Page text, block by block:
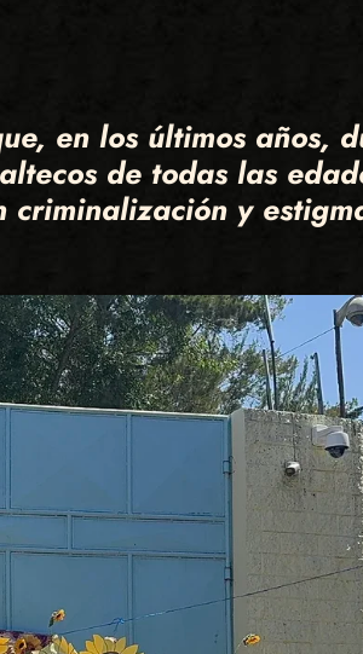
en los últimos años,
de todas las
y